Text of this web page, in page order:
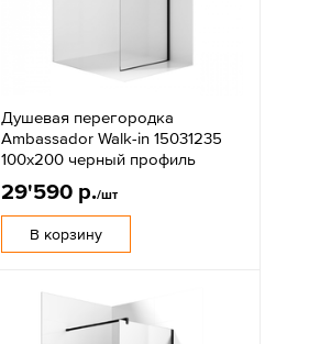
Душевая перегородка
Ambassador Walk-in 15031235
100x200 черный профиль
29'590 р./шт
В корзину